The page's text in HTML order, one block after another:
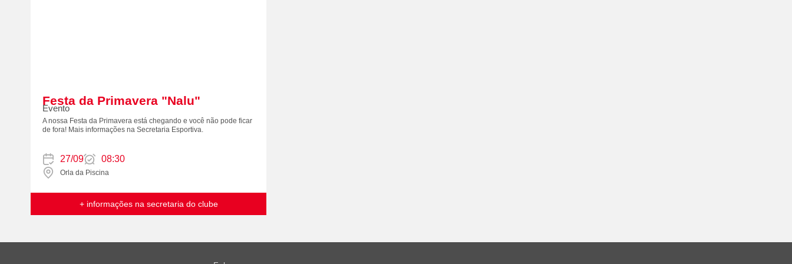
Festa da Primavera "Nalu"
Evento
A nossa Festa da Primavera está chegando e você não pode ficar
de fora! Mais informações na Secretaria Esportiva.
27/09 08:30
Orla da Piscina
+ informações na secretaria do clube